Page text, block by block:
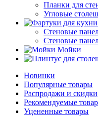
Планки для
Угловые
Стеновые
Стеновые
Мойки
Новинки
Популярные товары
Распродажи и скидки
Рекомендуемые
Уцененные товары